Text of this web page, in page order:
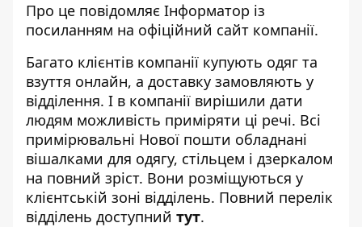
Про це повідомляє Інформатор із
посиланням на офіційний сайт компанії.
Багато клієнтів компанії купують одяг та
взуття онлайн, а доставку замовляють у
відділення. І в компанії вирішили дати
людям можливість приміряти ці речі. Всі
примірювальні Нової пошти обладнані
вішалками для одягу, стільцем і дзеркалом
на повний зріст. Вони розміщуються у
клієнтській зоні відділень. Повний перелік
відділень доступний тут.